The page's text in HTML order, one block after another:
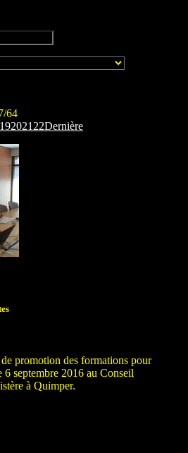
64
192021 22Dernière
promotion des formations pour
6 septembre 2016 au Conseil
à Quimper.